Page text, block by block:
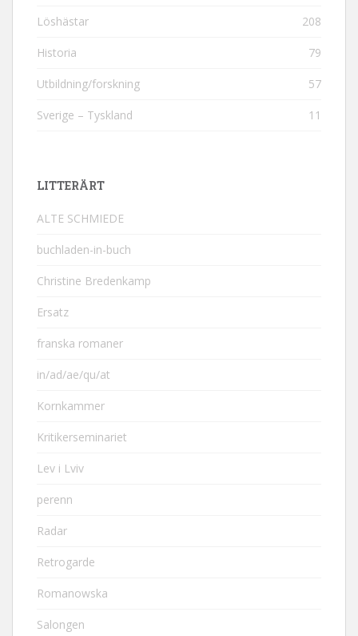
Löshästar 208
Historia 79
Utbildning/forskning 57
Sverige – Tyskland 11
LITTERÄRT
ALTE SCHMIEDE
buchladen-in-buch
Christine Bredenkamp
Ersatz
franska romaner
in/ad/ae/qu/at
Kornkammer
Kritikerseminariet
Lev i Lviv
perenn
Radar
Retrogarde
Romanowska
Salongen